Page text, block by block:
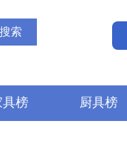
具榜 厨具榜